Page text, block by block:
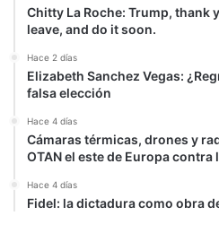
Chitty La Roche: Trump, thank
leave, and do it soon.
Hace 2 días
Elizabeth Sanchez Vegas:
falsa elección
Hace 4 días
Cámaras térmicas, drones y
OTAN el este de Europa
Hace 4 días
Fidel: la dictadura como obra